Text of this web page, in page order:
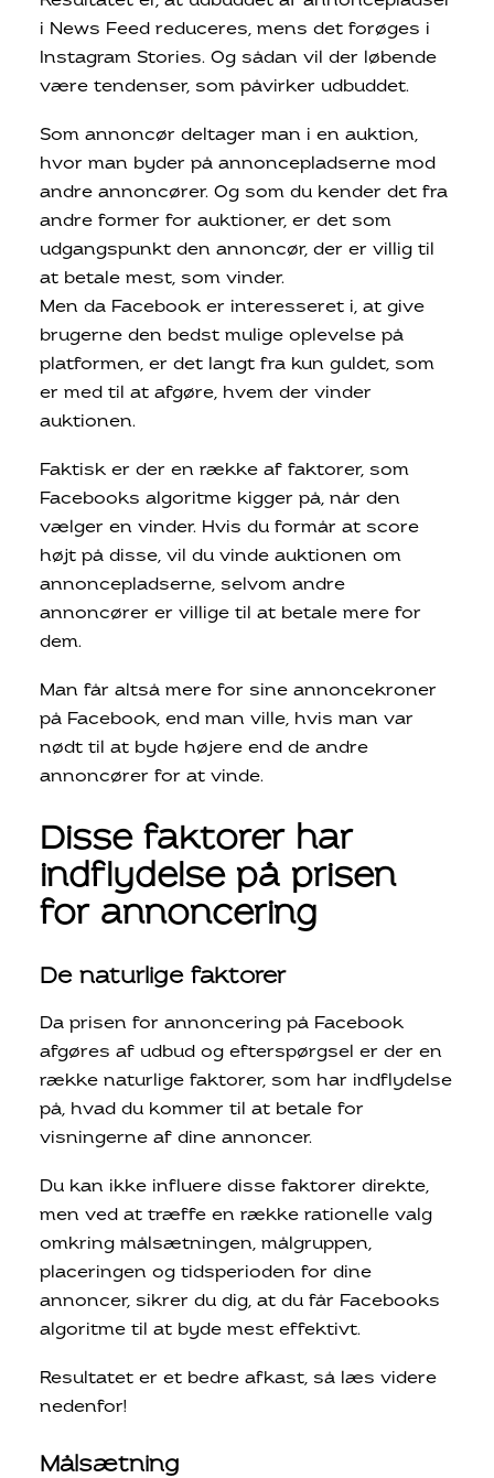
i News Feed reduceres, mens det forøges i
Instagram Stories. Og sådan vil der løbende
være tendenser, som påvirker udbuddet.
Som annoncør deltager man i en auktion,
hvor man byder på annoncepladserne mod
andre annoncører. Og som du kender det fra
andre former for auktioner, er det som
udgangspunkt den annoncør, der er villig til
at betale mest, som vinder.
Men da Facebook er interesseret i, at give
brugerne den bedst mulige oplevelse på
platformen, er det langt fra kun guldet, som
er med til at afgøre, hvem der vinder
auktionen.
Faktisk er der en række af faktorer, som
Facebooks algoritme kigger på, når den
vælger en vinder. Hvis du formår at score
højt på disse, vil du vinde auktionen om
annoncepladserne, selvom andre
annoncører er villige til at betale mere for
dem.
Man får altså mere for sine annoncekroner
på Facebook, end man ville, hvis man var
nødt til at byde højere end de andre
annoncører for at vinde.
Disse faktorer har
indflydelse på prisen
for annoncering
De naturlige faktorer
Da prisen for annoncering på Facebook
afgøres af udbud og efterspørgsel er der en
række naturlige faktorer, som har indflydelse
på, hvad du kommer til at betale for
visningerne af dine annoncer.
Du kan ikke influere disse faktorer direkte,
men ved at træffe en række rationelle valg
omkring målsætningen, målgruppen,
placeringen og tidsperioden for dine
annoncer, sikrer du dig, at du får Facebooks
algoritme til at byde mest effektivt.
Resultatet er et bedre afkast, så læs videre
nedenfor!
Målsætning